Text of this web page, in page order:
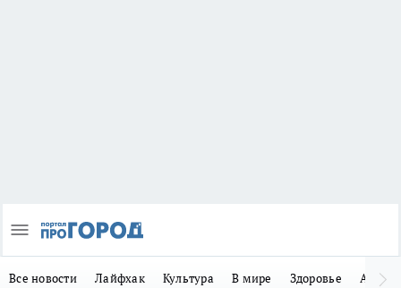
Все новости Лайфхак Культура В мире Здоровье Авто